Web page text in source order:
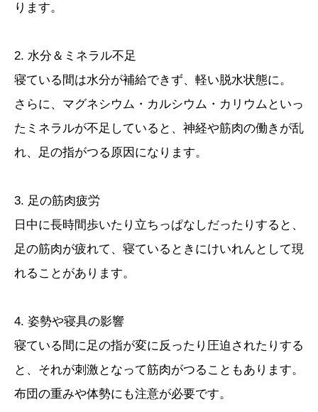
ります。
2. 水分＆ミネラル不足
寝ている間は水分が補給できず、軽い脱水状態に。
さらに、マグネシウム・カルシウム・カリウムといっ
たミネラルが不足していると、神経や筋肉の働きが乱
れ、足の指がつる原因になります。
3. 足の筋肉疲労
日中に長時間歩いたり立ちっぱなしだったりすると、
足の筋肉が疲れて、寝ているときにけいれんとして現
れることがあります。
4. 姿勢や寝具の影響
寝ている間に足の指が変に反ったり圧迫されたりする
と、それが刺激となって筋肉がつることもあります。
布団の重みや体勢にも注意が必要です。